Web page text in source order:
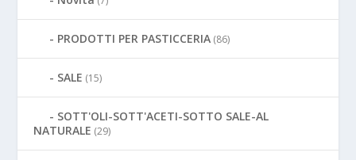
PRODOTTI PER PASTICCERIA (86)
SALE (15)
SOTT'OLI-SOTT'ACETI-SOTTO SALE-AL
NATURALE (29)